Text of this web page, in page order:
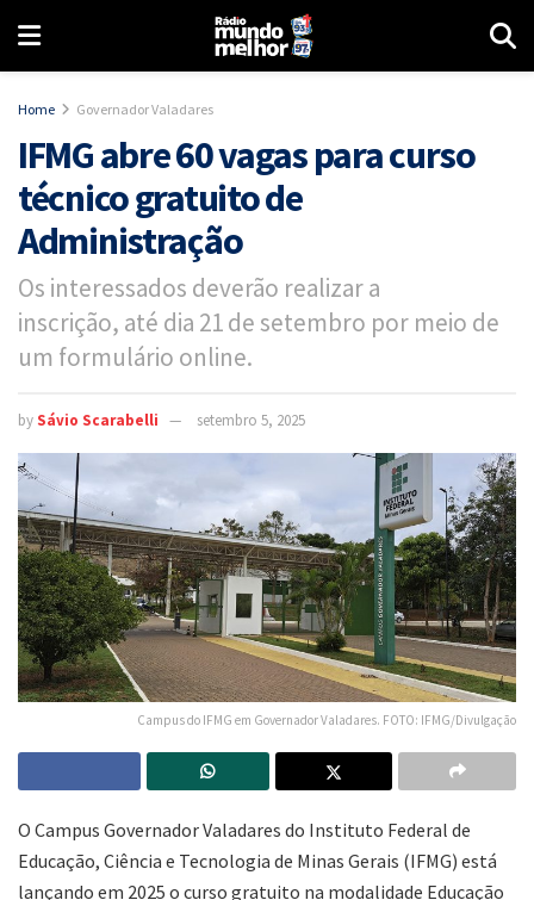
Home Governador Valadares
IFMG abre 60 vagas para curso
técnico gratuito de
Administração
Os interessados deverão realizar a
inscrição, até dia 21 de setembro por meio de
um formulário online.
bySávio Scarabelli setembro 5, 2025
Campus do IFMG em Governador Valadares. FOTO: IFMG/Divulgação
O Campus Governador Valadares do Instituto Federal de
Educação, Ciência e Tecnologia de Minas Gerais (IFMG) está
lançando em 2025 o curso gratuito na modalidade Educação